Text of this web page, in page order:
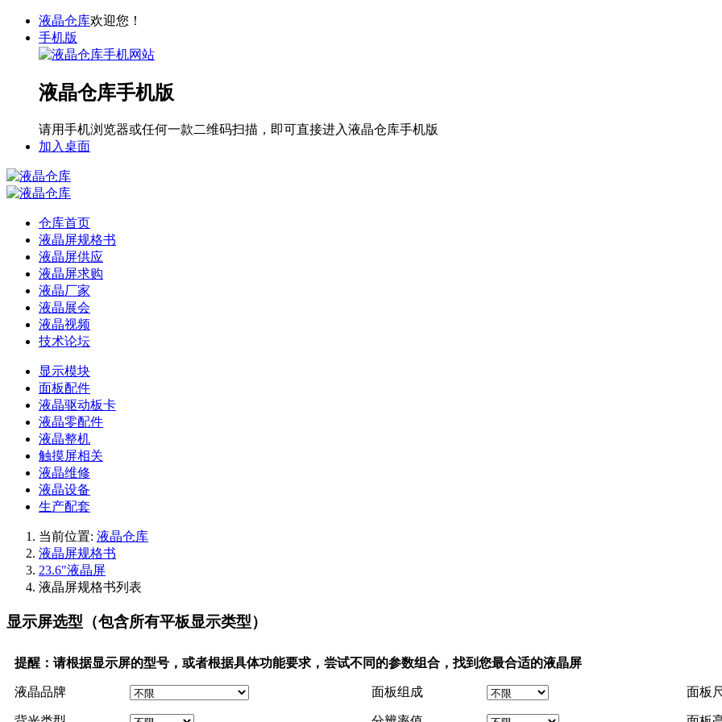
液晶仓库欢迎您！
手机版
液晶仓库手机版
请用手机浏览器或任何一款二维码扫描，即可直接进入液晶仓库手机版
加入桌面
仓库首页
液晶屏规格书
液晶屏供应
液晶屏求购
液晶厂家
液晶展会
液晶视频
技术论坛
显示模块
面板配件
液晶驱动板卡
液晶零配件
液晶整机
触摸屏相关
液晶维修
液晶设备
生产配套
当前位置: 液晶仓库
液晶屏规格书
23.6"液晶屏
液晶屏规格书列表
显示屏选型（包含所有平板显示类型）
提醒：请根据显示屏的型号，或者根据具体功能要求，尝试不同的参数组合，找到您最合适的液晶屏
液晶品牌 面板组成 面板